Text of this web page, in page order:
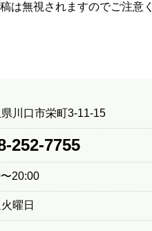
は無視されますのでご注意
川口市栄町3-11-15
252-7755
20:00
曜日